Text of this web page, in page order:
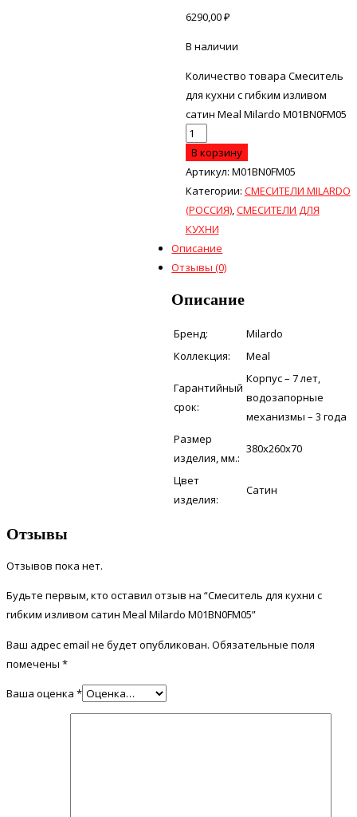
6290,00₽
В наличии
Количество товара Смеситель
для кухни с гибким изливом
сатин Meal Milardo M01BN0FM05
В корзину
Артикул: M01BN0FM05
Категории: СМЕСИТЕЛИ MILARDO
(РОССИЯ),СМЕСИТЕЛИ ДЛЯ
КУХНИ
Описание
Отзывы (0)
Описание
Бренд:
Milardo
Коллекция:
Meal
Гарантийный
срок:
Корпус – 7 лет,
водозапорные
механизмы – 3 года
Размер
изделия, мм.:
380x260x70
Цвет
изделия:
Сатин
Отзывы
Отзывов пока нет.
Будьте первым, кто оставил отзыв на “Смеситель для кухни с
гибким изливом сатин Meal Milardo M01BN0FM05”
Ваш адрес email не будет опубликован. Обязательные поля
помечены *
Ваша оценка *